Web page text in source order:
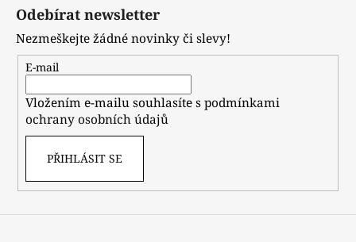
Odebírat newsletter
Nezmeškejte žádné novinky či slevy!
E-mail
Vložením e-mailu souhlasíte spodmínkami
ochrany osobních údajů
PŘIHLÁSIT SE